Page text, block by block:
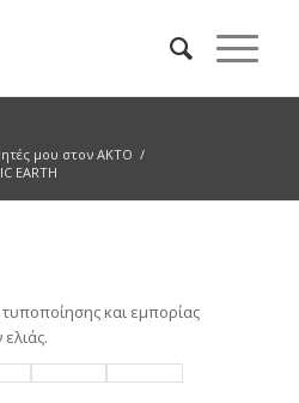
μου στον ΑΚΤΟ /
EARTH
και εμπορίας